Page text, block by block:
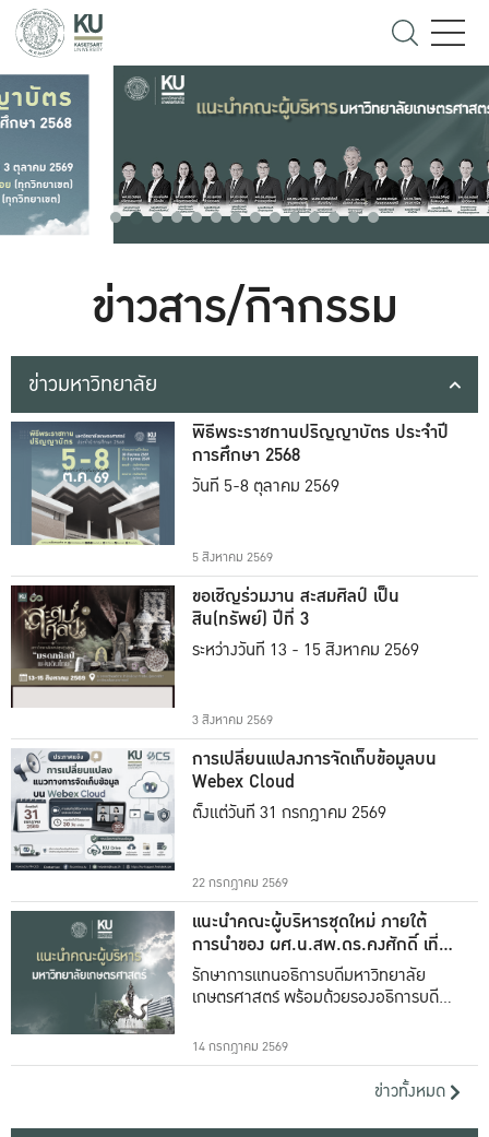
ข่าวสาร/กิจกรรม
ข่าวมหาวิทยาลัย
พิธีพระราชทานปริญญาบัตร ประจำปี
การศึกษา 2568
วันที่ 5-8 ตุลาคม 2569
5 สิงหาคม 2569
ขอเชิญร่วมงาน สะสมศิลป์ เป็น
สิน(ทรัพย์) ปีที่ 3
ระหว่างวันที่ 13 - 15 สิงหาคม 2569
3 สิงหาคม 2569
การเปลี่ยนแปลงการจัดเก็บข้อมูลบน
Webex Cloud
ตั้งแต่วันที่ 31 กรกฎาคม 2569
22 กรกฎาคม 2569
แนะนำคณะผู้บริหารชุดใหม่ ภายใต้
การนำของ ผศ.น.สพ.ดร.คงศักดิ์ เที่ยง
ธรรม
รักษาการแทนอธิการบดีมหาวิทยาลัย
เกษตรศาสตร์ พร้อมด้วยรองอธิการบดีทั้ง
14 กรกฎาคม 2569
ข่าวทั้งหมด